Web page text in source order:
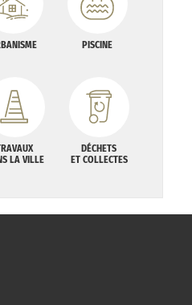
PISCINE
LA VILLE
DÉCHETS
ET COLLECTES